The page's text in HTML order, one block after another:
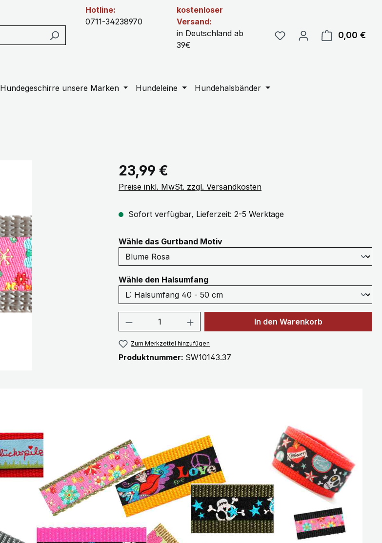
Hotline:
0711-34238970
kostenloser
Versand:
in Deutschland ab
39€
0,00 €
Hundegeschirre unsere Marken Hundeleine
Hundehalsbänder
Regulärer Preis:
23,99 €
Preise inkl. MwSt. zzgl. Versandkosten
Sofort verfügbar, Lieferzeit: 2-5 Werktage
Wähle das Gurtband Motivauswählen
Wähle den Halsumfangauswählen
Produkt Anzahl: Gib den gewünschten Wert
In den Warenkorb
Zum Merkzettel hinzufügen
Produktnummer: SW10143.37